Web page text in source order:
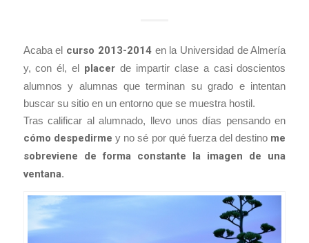
Acaba el curso 2013-2014en la Universidad de Almería
y, con él, el placer de impartir clase a casi doscientos
alumnos y alumnas que terminan su grado e intentan
buscar su sitio en un entorno que se muestra hostil.
Tras calificar al alumnado, llevo unos días pensando en
cómo despedirme y no sé por qué fuerza del destino me
sobreviene de forma constante la imagen de una
ventana.